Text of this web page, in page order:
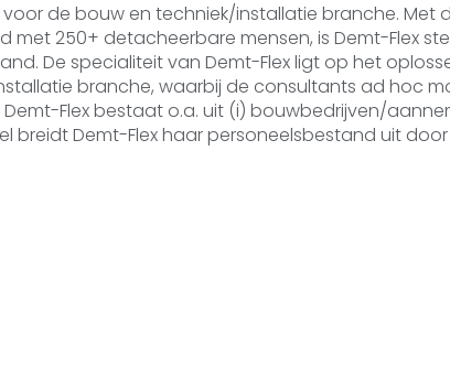
de bouw en techniek/installatie branche. Met
250+ detacheerbare mensen, is Demt-Flex
De specialiteit van Demt-Flex ligt op het
branche, waarbij de consultants ad hoc
Flex bestaat o.a. uit (i) bouwbedrijven/
breidt Demt-Flex haar personeelsbestand uit